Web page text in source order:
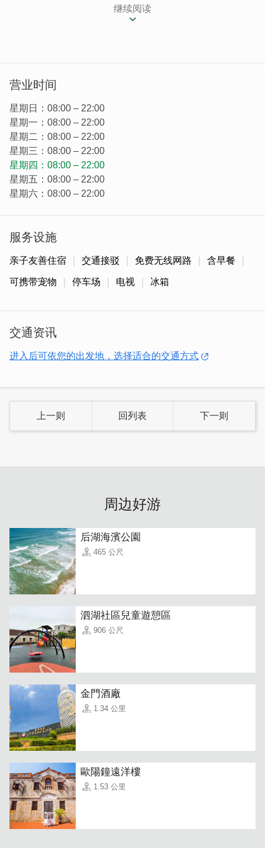
遂」是闽南语的采花蛤之意，其中「花蛤」在金门发音类
似-沙遂(闽南语)；英文「O! Share Sweet」取自中文谐音，
字面上透漏着分享美好的含意。
多用心布置的巧思，就是希望来到瓯沙遂民宿的每一位旅
松假期。
瓯沙遂民宿位在淳厚质朴的小村庄，民宿提供许多主题式房
民宿，崭新的住宿体验，是来到金门旅游的首选。
令人放松的交谊厅
温馨双人房
继续阅读
营业时间
星期日：08:00 – 22:00
星期一：08:00 – 22:00
星期二：08:00 – 22:00
星期三：08:00 – 22:00
星期四：08:00 – 22:00
星期五：08:00 – 22:00
星期六：08:00 – 22:00
服务设施
亲子友善住宿 交通接驳 免费无线网路 含早餐
可携带宠物 停车场 电视 冰箱
交通资讯
进入后可依您的出发地，选择适合的交通方式
上一则 回列表 下一则
周边好游
后湖海濱公園
465 公尺
泗湖社區兒童遊憩區
906 公尺
金門酒廠
1.34 公里
歐陽鐘遠洋樓
1.53 公里